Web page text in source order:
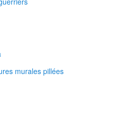
murales pillées